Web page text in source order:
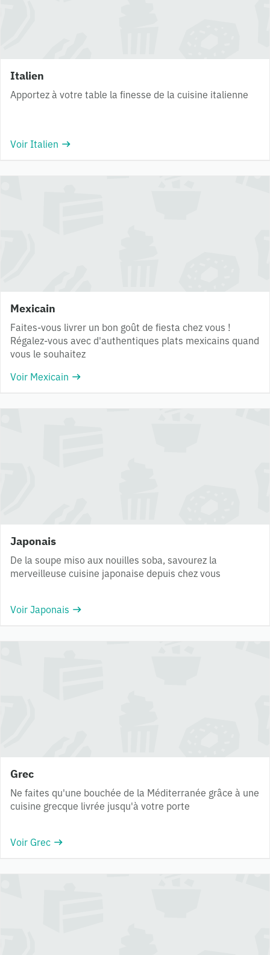
Italien
Apportez à votre table la finesse de la cuisine italienne
Voir Italien
Mexicain
Faites-vous livrer un bon goût de fiesta chez vous !
Régalez-vous avec d'authentiques plats mexicains quand
vous le souhaitez
Voir Mexicain
Japonais
De la soupe miso aux nouilles soba, savourez la
merveilleuse cuisine japonaise depuis chez vous
Voir Japonais
Grec
Ne faites qu'une bouchée de la Méditerranée grâce à une
cuisine grecque livrée jusqu'à votre porte
Voir Grec